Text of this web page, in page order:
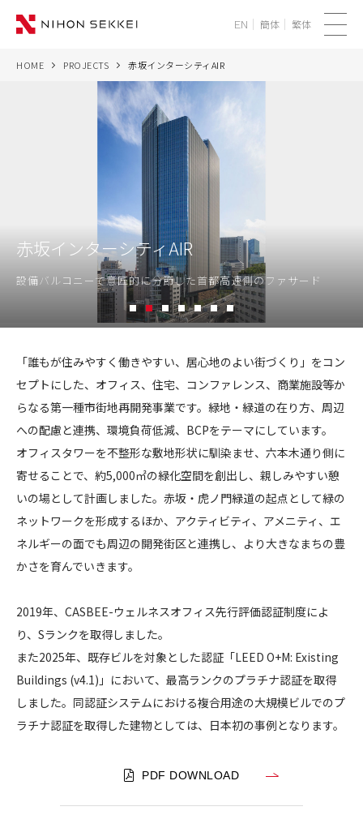
NEWS
CORPORATE
RECRUIT
CONTACT
コンプライアンスポリシー
EN 簡体 繁体
HOME PROJECTS 赤坂インターシティAIR
赤坂インターシティAIR
設備バルコニーで意匠的に分節した首都高速側のファサード
1 2 3 4 5 6 7
「誰もが住みやすく働きやすい、居心地のよい街づくり」をコン
セプトにした、オフィス、住宅、コンファレンス、商業施設等か
らなる第一種市街地再開発事業です。緑地・緑道の在り方、周辺
への配慮と連携、環境負荷低減、BCPをテーマにしています。
オフィスタワーを不整形な敷地形状に馴染ませ、六本木通り側に
寄せることで、約5,000㎡の緑化空間を創出し、親しみやすい憩
いの場として計画しました。赤坂・虎ノ門緑道の起点として緑の
ネットワークを形成するほか、アクティビティ、アメニティ、エ
ネルギーの面でも周辺の開発街区と連携し、より大きなまちの豊
かさを育んでいきます。
2019年、CASBEE-ウェルネスオフィス先行評価認証制度によ
り、Sランクを取得しました。
また2025年、既存ビルを対象とした認証「LEED O+M: Existing
Buildings (v4.1)」において、最高ランクのプラチナ認証を取得
しました。同認証システムにおける複合用途の大規模ビルでのプ
ラチナ認証を取得した建物としては、日本初の事例となります。
PDF DOWNLOAD